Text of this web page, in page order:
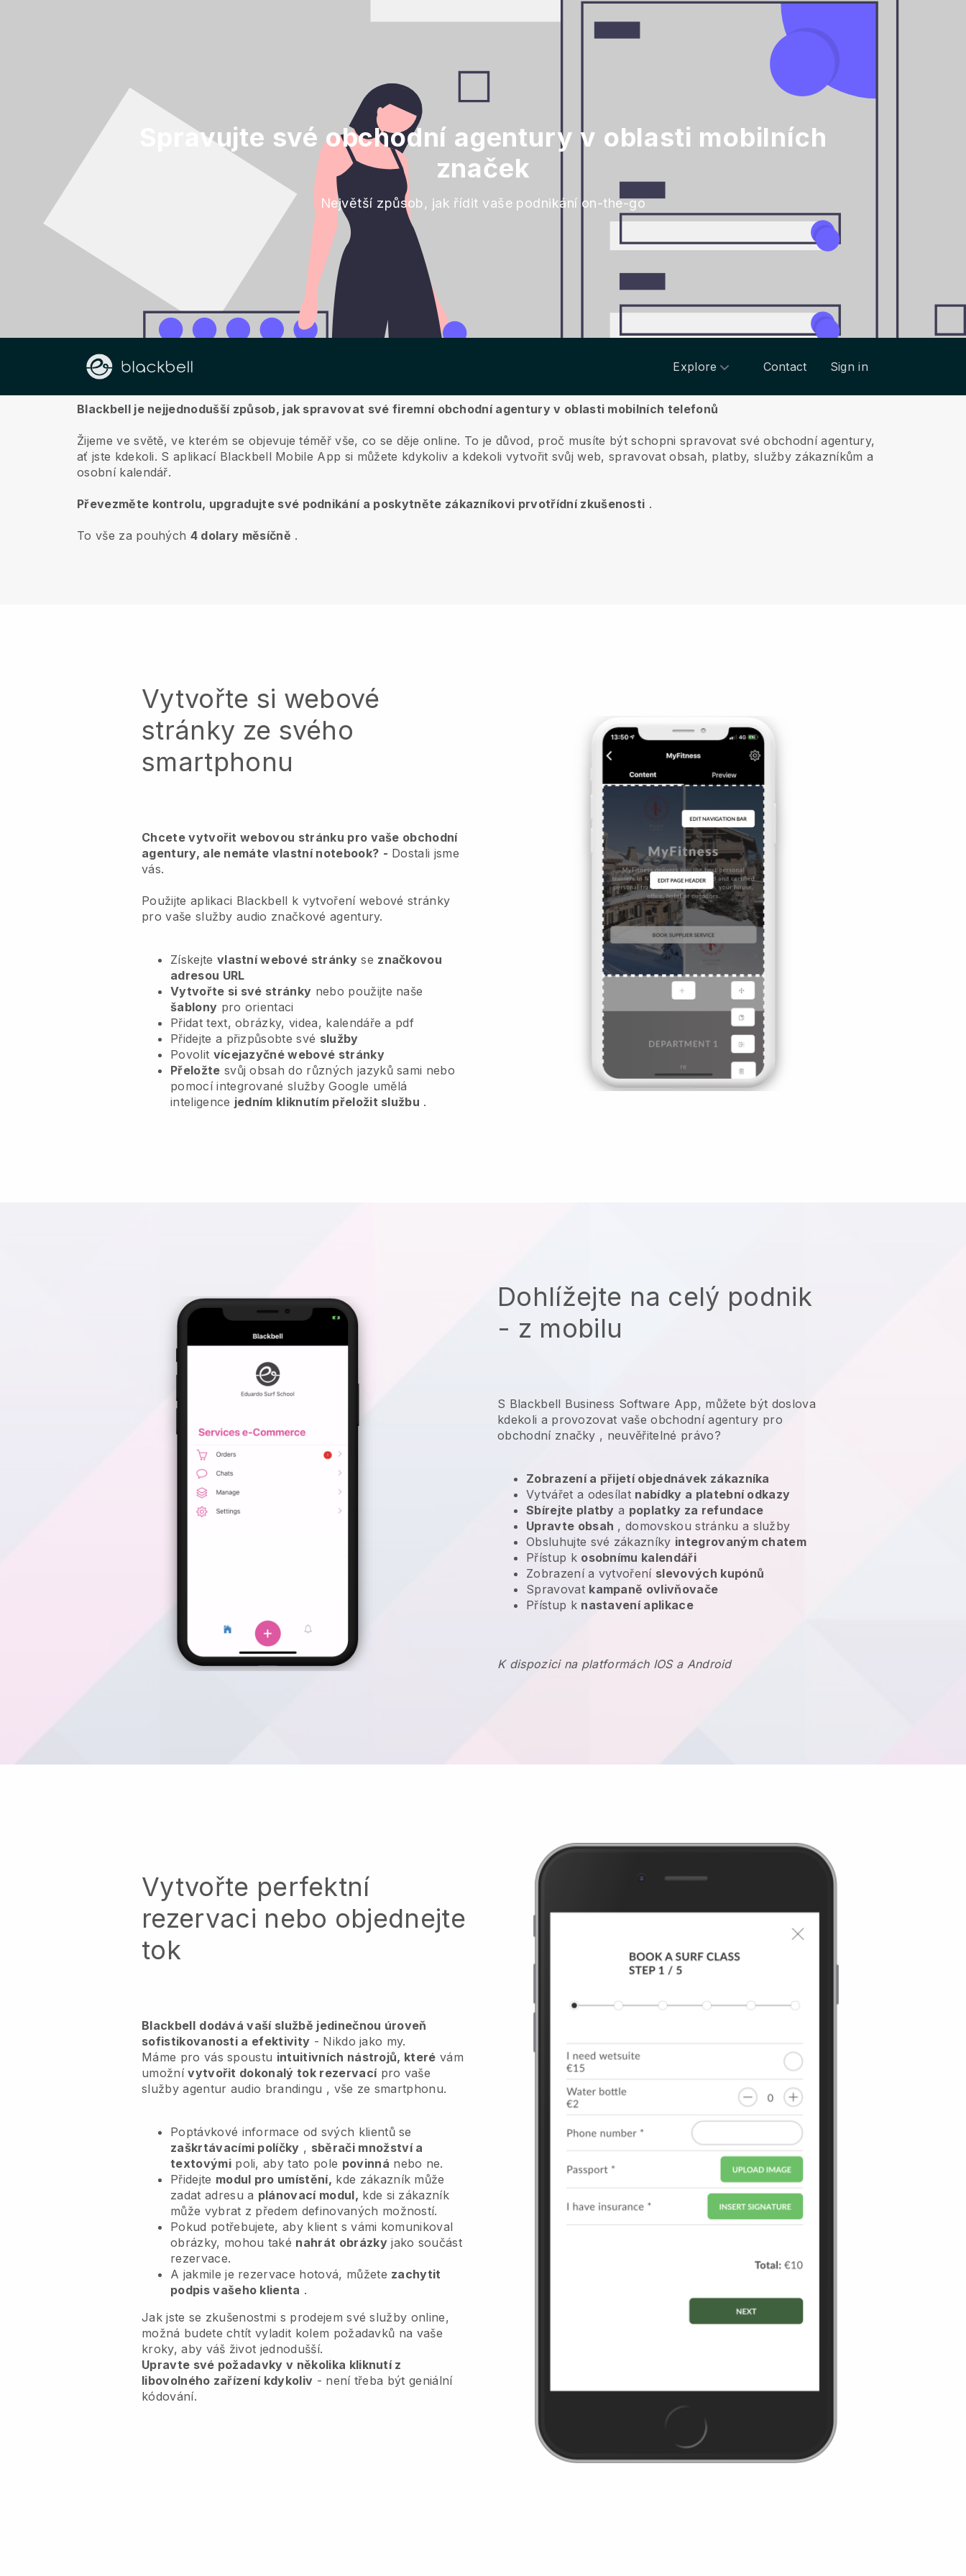
Spravujte své obchodní agentury v oblasti mobilních
značek
Největší způsob, jak řídit vaše podnikání on-the-go
Explore Contact Sign in
O nás
Blackbell je nejjednodušší způsob, jak spravovat své firemní obchodní agentury v oblasti mobilních telefonů
Žijeme ve světě, ve kterém se objevuje téměř vše, co se děje online. To je důvod, proč musíte být schopni spravovat své obchodní agentury,
ať jste kdekoli. S aplikací Blackbell Mobile App si můžete kdykoliv a kdekoli vytvořit svůj web, spravovat obsah, platby, služby zákazníkům a
osobní kalendář.
Převezměte kontrolu, upgradujte své podnikání a poskytněte zákazníkovi prvotřídní zkušenosti .
To vše za pouhých 4 dolary měsíčně .
Vytvořte si webové
stránky ze svého
smartphonu
Chcete vytvořit webovou stránku pro vaše obchodní
agentury, ale nemáte vlastní notebook? - Dostali jsme
vás.
Použijte aplikaci Blackbell k vytvoření webové stránky
pro vaše služby audio značkové agentury.
Získejte vlastní webové stránkyse značkovou
adresou URL
Vytvořte si své stránky nebo použijte naše
šablony pro orientaci
Přidat text, obrázky, videa, kalendáře a pdf
Přidejte a přizpůsobte své služby
Povolit vícejazyčné webové stránky
Přeložte svůj obsah do různých jazyků sami nebo
pomocí integrované služby Google umělá
inteligence jedním kliknutím přeložit službu .
Dohlížejte na celý podnik
- z mobilu
S Blackbell Business Software App, můžete být doslova
kdekoli a provozovat vaše obchodní agentury pro
obchodní značky , neuvěřitelné právo?
Zobrazení a přijetí objednávek zákazníka
Vytvářet a odesílat nabídky a platební odkazy
Sbírejte platby a poplatky za refundace
Upravte obsah , domovskou stránku a služby
Obsluhujte své zákazníky integrovaným chatem
Přístup k osobnímu kalendáři
Zobrazení a vytvoření slevových kupónů
Spravovat kampaně ovlivňovače
Přístup k nastavení aplikace
K dispozici na platformách IOS a Android
Vytvořte perfektní
rezervaci nebo objednejte
tok
Blackbell dodává vaší službě jedinečnou úroveň
sofistikovanosti a efektivity - Nikdo jako my.
Máme pro vás spoustu intuitivních nástrojů, které vám
umožnívytvořit dokonalý tok rezervací pro vaše
služby agentur audio brandingu , vše ze smartphonu.
Poptávkové informace od svých klientů se
zaškrtávacími políčky , sběrači množství a
textovýmipoli, aby tato pole povinná nebo ne.
Přidejte modul pro umístění, kde zákazník může
zadat adresu a plánovací modul, kde si zákazník
může vybrat z předem definovaných možností.
Pokud potřebujete, aby klient s vámi komunikoval
obrázky, mohou také nahrát obrázkyjako součást
rezervace.
A jakmile je rezervace hotová, můžete zachytit
podpis vašeho klienta .
Jak jste se zkušenostmi s prodejem své služby online,
možná budete chtít vyladit kolem požadavků na vaše
kroky, aby váš život jednodušší.
Upravte své požadavky v několika kliknutí z
libovolného zařízení kdykoliv - není třeba být geniální
kódování.